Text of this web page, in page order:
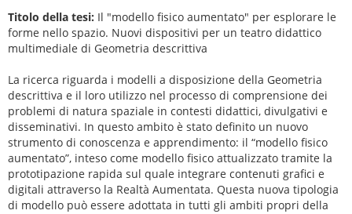
Titolo della tesi: Il "modello fisico aumentato" per esplorare le
forme nello spazio. Nuovi dispositivi per un teatro didattico
multimediale di Geometria descrittiva
La ricerca riguarda i modelli a disposizione della Geometria
descrittiva e il loro utilizzo nel processo di comprensione dei
problemi di natura spaziale in contesti didattici, divulgativi e
disseminativi. In questo ambito è stato definito un nuovo
strumento di conoscenza e apprendimento: il “modello fisico
aumentato”, inteso come modello fisico attualizzato tramite la
prototipazione rapida sul quale integrare contenuti grafici e
digitali attraverso la Realtà Aumentata. Questa nuova tipologia
di modello può essere adottata in tutti gli ambiti propri della